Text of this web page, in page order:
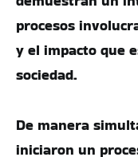
procesos
y el impacto que
sociedad.
De manera
iniciaron un